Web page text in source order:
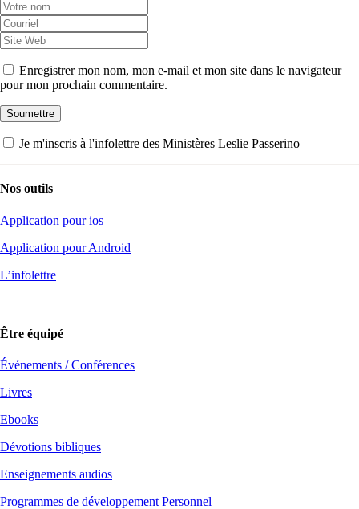
Enregistrer mon nom, mon e-mail et mon site dans le navigateur
pour mon prochain commentaire.
Je m'inscris à l'infolettre des Ministères Leslie Passerino
Nos outils
Application pour ios
Application pour Android
L’infolettre
Être équipé
Événements / Conférences
Livres
Ebooks
Dévotions bibliques
Enseignements audios
Programmes de développement Personnel